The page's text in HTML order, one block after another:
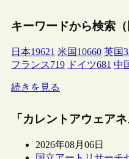
キーワードから検索（
日本19621 米国 10660 英国
フランス719 ドイツ681 中
続きを見る
「カレントアウェア
2026年08月06日